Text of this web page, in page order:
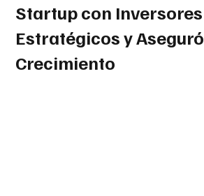
Startup con Inversores
Estratégicos y
Crecimiento